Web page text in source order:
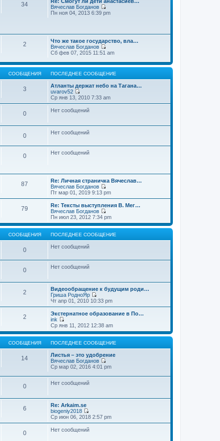
е
н
и
о
о
б
н
и
ю
с
л
е
м
у
с
о
б
щ
е
н
и
ю
и
п
д
е
м
у
с
о
о
щ
е
34
Вячеслав Богданов
П
й
т
к
о
с
л
д
е
м
е
Пн ноя 04, 2013 6:39 pm
2
Что же такое государство, вла…
Вячеслав Богданов
П
р
е
й
т
и
п
о
д
м
б
щ
н
и
ю
Сб фев 07, 2015 11:51 am
СООБЩЕНИЯ ПОСЛЕДНЕЕ СООБЩЕНИЕ
3
Атланты держат небо на Тагана…
uvarov52
П
е
р
е
т
и
с
д
н
е
м
о
о
б
щ
е
н
ю
Ср янв 13, 2010 7:33 am
0 Нет сообщений
0 Нет сообщений
0 Нет сообщений
87
Re: Личная страничка Вячеслав…
Вячеслав Богданов
П
е
р
е
й
т
и
к
е
м
у
о
о
б
е
н
ю
Пт мар 01, 2019 9:13 pm
79
Re: Тексты выступления В. Мег…
Вячеслав Богданов
П
е
р
е
й
л
е
д
н
е
у
о
о
б
щ
н
ю
Пн июл 23, 2012 7:34 pm
СООБЩЕНИЯ ПОСЛЕДНЕЕ СООБЩЕНИЕ
0 Нет сообщений
0 Нет сообщений
2
Видеообращение к будущим роди…
Гриша РодноЯр
П
е
р
е
й
т
и
к
о
с
л
е
д
у
о
б
Чт апр 01, 2010 10:33 pm
2
Экстернатное образование в По…
ink
П
е
р
е
й
т
и
к
п
о
с
д
н
е
м
у
с
Ср янв 11, 2012 12:38 am
СООБЩЕНИЯ ПОСЛЕДНЕЕ СООБЩЕНИЕ
14
Листья – это удобрение
Вячеслав Богданов
П
р
и
о
с
Ср мар 02, 2016 4:01 pm
0 Нет сообщений
6
Re: Arkaim.se
biogeniy2018
П
е
р
е
Ср июн 06, 2018 2:57 pm
0 Нет сообщений